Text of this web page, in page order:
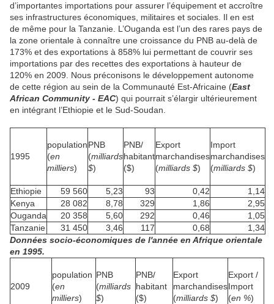
d’importantes importations pour assurer l’équipement et accroître
ses infrastructures économiques, militaires et sociales. Il en est
de même pour la Tanzanie. L’Ouganda est l’un des rares pays de
la zone orientale à connaître une croissance du PNB au-delà de
173% et des exportations à 858% lui permettant de couvrir ses
importations par des recettes des exportations à hauteur de
120% en 2009. Nous préconisons le développement autonome
de cette région au sein de la Communauté Est-Africaine (East
African Community - EAC) qui pourrait s’élargir ultérieurement
en intégrant l’Ethiopie et le Sud-Soudan.
1995
population
(en
milliers)
PNB
(milliards
$)
PNB/
habitant
($)
Export
marchandises
(milliards $)
Import
marchandises
(milliards $)
Ethiopie 59 560 5,23 93 0,42
1,14
Kenya
28 082 8,78 329 1,86
2,95
Ouganda
20 358 5,60 292 0,46
1,05
Tanzanie
31 450 3,46 117 0,68
1,34
Données socio-économiques de l'année en Afrique orientale
en 1995.
2009
population
(en
milliers)
PNB
(milliards
$)
PNB/
habitant
($)
Export
marchandises
(milliards $)
Export /
Import
(en %)